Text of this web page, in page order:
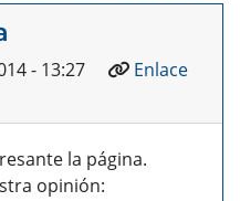
- 13:27
Enlace
la página.
opinión: